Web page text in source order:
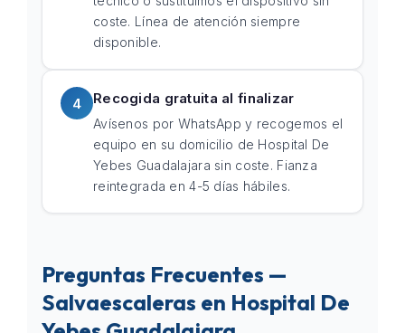
coste. Línea de atención siempre
disponible.
4 Recogida gratuita al finalizar
Avísenos por WhatsApp y recogemos el
equipo en su domicilio de Hospital De
Yebes Guadalajara sin coste. Fianza
reintegrada en 4-5 días hábiles.
Preguntas Frecuentes —
Salvaescaleras en Hospital De